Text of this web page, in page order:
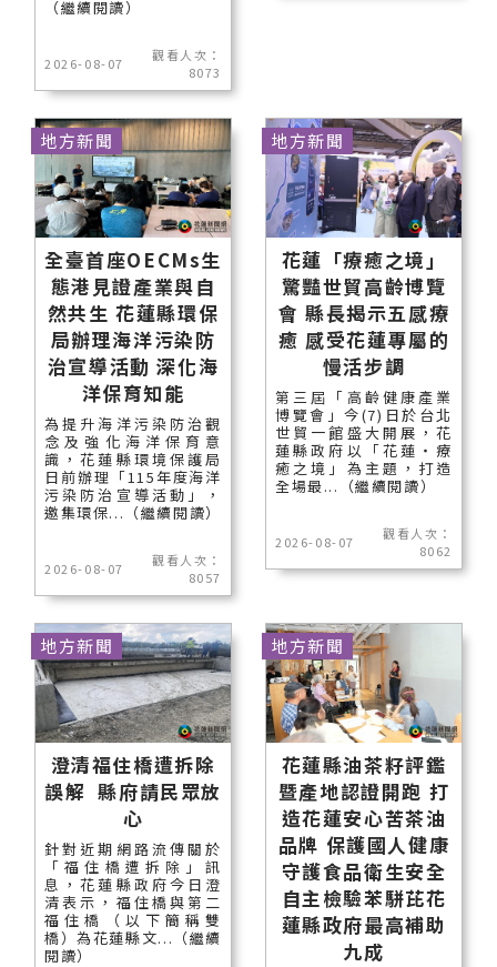
（繼續閱讀）
2026-08-07
觀看人次：
8073
全臺首座OECMs生
態港見證產業與自
然共生 花蓮縣環保
局辦理海洋污染防
治宣導活動 深化海
洋保育知能
為提升海洋污染防治觀
念及強化海洋保育意
識，花蓮縣環境保護局
日前辦理「115年度海洋
污染防治宣導活動」，
邀集環保...（繼續閱讀）
2026-08-07
觀看人次：
8057
地方新聞
花蓮「療癒之境」
驚豔世貿高齡博覽
會 縣長揭示五感療
癒 感受花蓮專屬的
慢活步調
第三屆「高齡健康產業
博覽會」今(7)日於台北
世貿一館盛大開展，花
蓮縣政府以「花蓮‧療
癒之境」為主題，打造
全場最...（繼續閱讀）
2026-08-07
觀看人次：
8062
地方新聞
澄清福住橋遭拆除
誤解 縣府請民眾放
心
針對近期網路流傳關於
「福住橋遭拆除」訊
息，花蓮縣政府今日澄
清表示，福住橋與第二
福住橋（以下簡稱雙
橋）為花蓮縣文...（繼續
閱讀）
地方新聞
花蓮縣油茶籽評鑑
暨產地認證開跑 打
造花蓮安心苦茶油
品牌 保護國人健康
守護食品衛生安全
自主檢驗苯駢芘花
蓮縣政府最高補助
九成
地方新聞